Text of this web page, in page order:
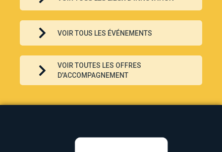
VOIR TOUS LES ÉVÉNEMENTS
VOIR TOUTES LES OFFRES
D'ACCOMPAGNEMENT